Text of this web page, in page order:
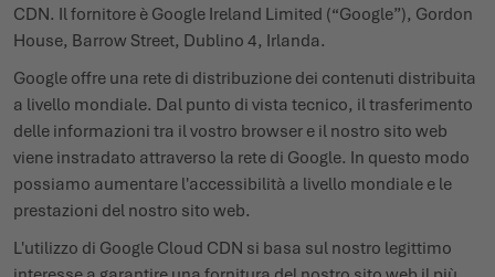
CDN. Il fornitore è Google Ireland Limited (“Google”), Gordon
House, Barrow Street, Dublino 4, Irlanda.
Google offre una rete di distribuzione dei contenuti distribuita
a livello mondiale. Dal punto di vista tecnico, il trasferimento
delle informazioni tra il vostro browser e il nostro sito web
viene instradato attraverso la rete di Google. In questo modo
possiamo aumentare l'accessibilità a livello mondiale e le
prestazioni del nostro sito web.
L'utilizzo di Google Cloud CDN si basa sul nostro legittimo